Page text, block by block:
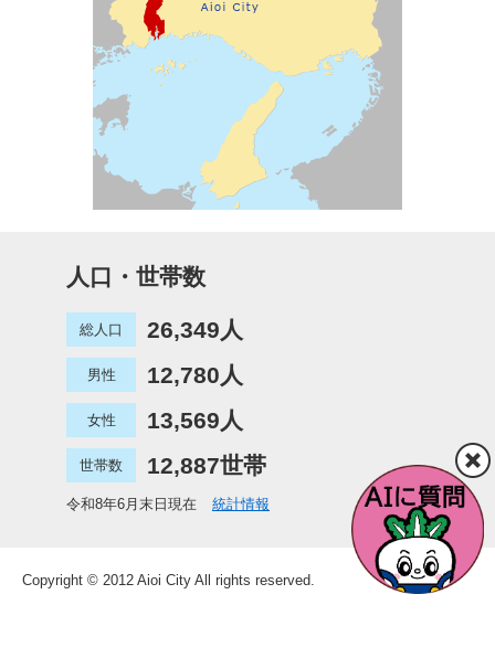
人口・世帯数
総人口 26,349人
男性 12,780人
女性 13,569人
世帯数 12,887世帯
令和8年6月末日現在 統計情報
Copyright © 2012 Aioi City All rights reserved.